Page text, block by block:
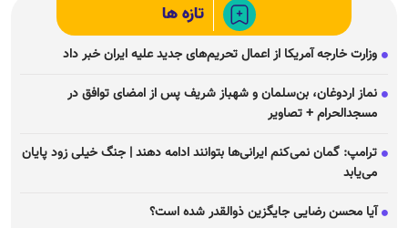
تازه ها
وزارت خارجه آمریکا از اعمال تحریم‌های جدید علیه ایران خبر داد
نماز اردوغان، بن‌سلمان و شهباز شریف پس از امضای توافق در
مسجدالحرام + تصاویر
ترامپ: گمان نمی‌کنم ایرانی‌ها بتوانند ادامه دهند | جنگ خیلی زود پایان
می‌یابد
آیا محسن رضایی جایگزین ذوالقدر شده است؟